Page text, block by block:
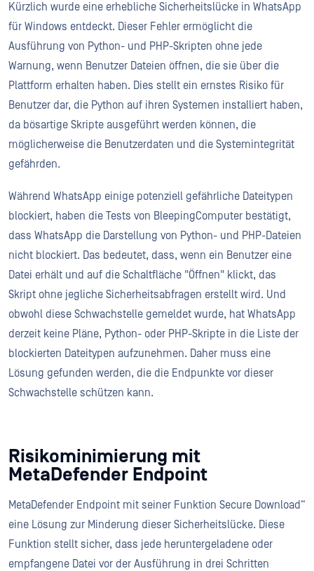
Kürzlich wurde eine erhebliche Sicherheitslücke in WhatsApp
für Windows entdeckt. Dieser Fehler ermöglicht die
Ausführung von Python- und PHP-Skripten ohne jede
Warnung, wenn Benutzer Dateien öffnen, die sie über die
Plattform erhalten haben. Dies stellt ein ernstes Risiko für
Benutzer dar, die Python auf ihren Systemen installiert haben,
da bösartige Skripte ausgeführt werden können, die
möglicherweise die Benutzerdaten und die Systemintegrität
gefährden.
Während WhatsApp einige potenziell gefährliche Dateitypen
blockiert, haben die Tests von BleepingComputer bestätigt,
dass WhatsApp die Darstellung von Python- und PHP-Dateien
nicht blockiert. Das bedeutet, dass, wenn ein Benutzer eine
Datei erhält und auf die Schaltfläche "Öffnen" klickt, das
Skript ohne jegliche Sicherheitsabfragen erstellt wird. Und
obwohl diese Schwachstelle gemeldet wurde, hat WhatsApp
derzeit keine Pläne, Python- oder PHP-Skripte in die Liste der
blockierten Dateitypen aufzunehmen. Daher muss eine
Lösung gefunden werden, die die Endpunkte vor dieser
Schwachstelle schützen kann.
Risikominimierung mit
MetaDefender Endpoint
MetaDefender Endpoint mit seiner Funktion Secure Download“
eine Lösung zur Minderung dieser Sicherheitslücke. Diese
Funktion stellt sicher, dass jede heruntergeladene oder
empfangene Datei vor der Ausführung in drei Schritten